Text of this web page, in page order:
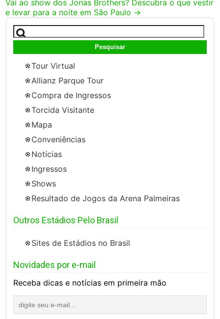
Vai ao show dos Jonas Brothers? Descubra o que vestir
e levar para a noite em São Paulo →
Pesquisar
por:
Tour Virtual
Allianz Parque Tour
Compra de Ingressos
Torcida Visitante
Mapa
Conveniências
Notícias
Ingressos
Shows
Resultado de Jogos da Arena Palmeiras
Outros Estádios Pelo Brasil
Sites de Estádios no Brasil
Novidades por e-mail
Receba dicas e notícias em primeira mão